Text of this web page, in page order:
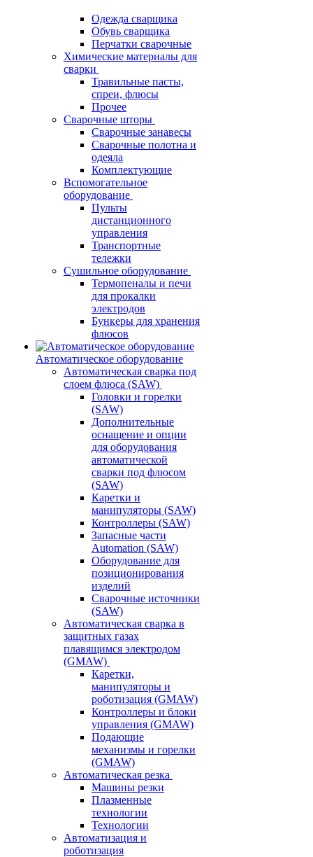
Одежда сварщика
Обувь сварщика
Перчатки сварочные
Химические материалы для
сварки
Травильные пасты,
спреи, флюсы
Прочее
Сварочные шторы
Сварочные занавесы
Сварочные полотна и
одеяла
Комплектующие
Вспомогательное
оборудование
Пульты
дистанционного
управления
Транспортные
тележки
Сушильное оборудование
Термопеналы и печи
для прокалки
электродов
Бункеры для хранения
флюсов
Автоматическое оборудование
Автоматическая сварка под
слоем флюса (SAW)
Головки и горелки
(SAW)
Дополнительные
оснащение и опции
для оборудования
автоматической
сварки под флюсом
(SAW)
Каретки и
манипуляторы (SAW)
Контроллеры (SAW)
Запасные части
Automation (SAW)
Оборудование для
позиционирования
изделий
Сварочные источники
(SAW)
Автоматическая сварка в
защитных газах
плавящимся электродом
(GMAW)
Каретки,
манипуляторы и
роботизация (GMAW)
Контроллеры и блоки
управления (GMAW)
Подающие
механизмы и горелки
(GMAW)
Автоматическая резка
Машины резки
Плазменные
технологии
Технологии
Автоматизация и
роботизация